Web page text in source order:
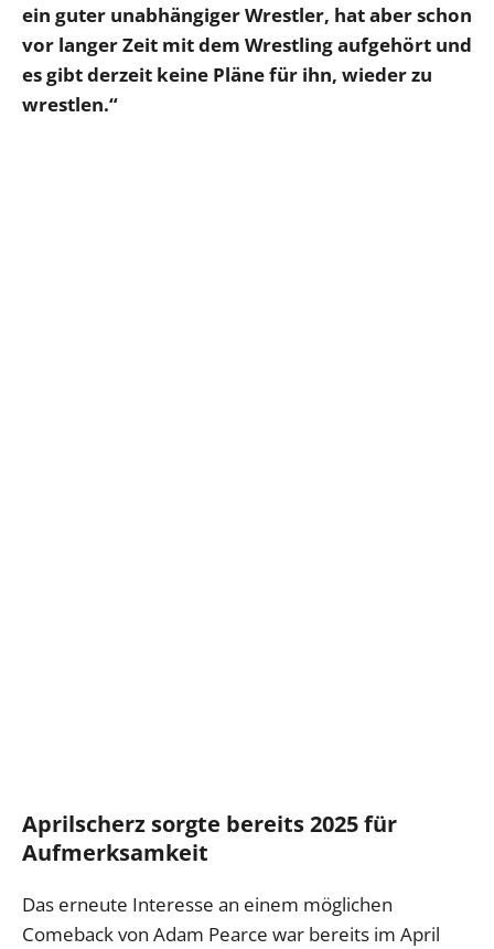
ein guter unabhängiger Wrestler, hat aber schon
vor langer Zeit mit dem Wrestling aufgehört und
es gibt derzeit keine Pläne für ihn, wieder zu
wrestlen.“
Aprilscherz sorgte bereits 2025 für
Aufmerksamkeit
Das erneute Interesse an einem möglichen
Comeback von Adam Pearce war bereits im April